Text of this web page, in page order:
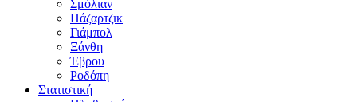
Σμόλιαν
Πάζαρτζικ
Γιάμπολ
Ξάνθη
Έβρου
Ροδόπη
Στατιστική